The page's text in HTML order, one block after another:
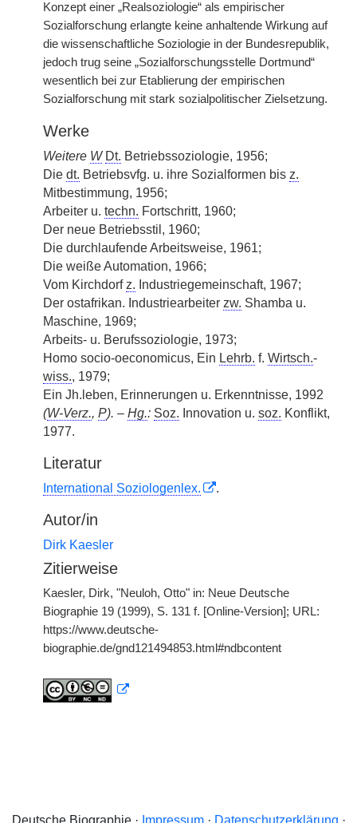
Konzept einer „Realsoziologie“ als empirischer
Sozialforschung erlangte keine anhaltende Wirkung auf
die wissenschaftliche Soziologie in der Bundesrepublik,
jedoch trug seine „Sozialforschungsstelle Dortmund“
wesentlich bei zur Etablierung der empirischen
Sozialforschung mit stark sozialpolitischer Zielsetzung.
Werke
Weitere W Dt. Betriebssoziologie, 1956;
Die dt. Betriebsvfg. u. ihre Sozialformen bis z.
Mitbestimmung, 1956;
Arbeiter u. techn. Fortschritt, 1960;
Der neue Betriebsstil, 1960;
Die durchlaufende Arbeitsweise, 1961;
Die weiße Automation, 1966;
Vom Kirchdorf z. Industriegemeinschaft, 1967;
Der ostafrikan. Industriearbeiter zw. Shamba u.
Maschine, 1969;
Arbeits- u. Berufssoziologie, 1973;
Homo socio-oeconomicus, Ein Lehrb. f. Wirtsch.-
wiss., 1979;
Ein Jh.leben, Erinnerungen u. Erkenntnisse, 1992
(W-Verz., P). – Hg.: Soz. Innovation u. soz. Konflikt,
1977.
Literatur
International Soziologenlex. .
Autor/in
Dirk Kaesler
Zitierweise
Kaesler, Dirk, "Neuloh, Otto" in: Neue Deutsche
Biographie 19 (1999), S. 131 f. [Online-Version]; URL:
https://www.deutsche-
biographie.de/gnd121494853.html#ndbcontent
Deutsche Biographie · Impressum· Datenschutzerklärung ·